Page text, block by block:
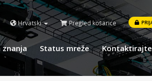
Hrvatski Pregled košarice
znanja Status mreže